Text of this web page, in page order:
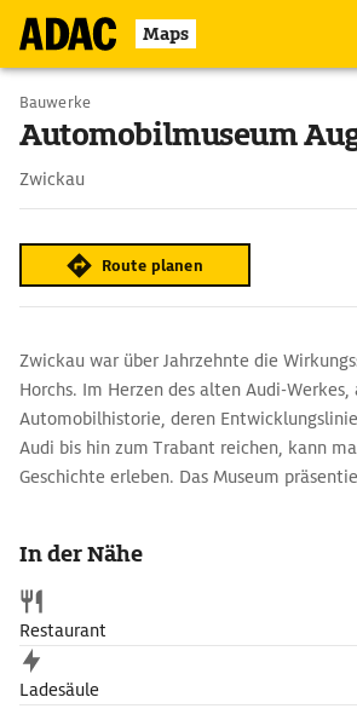
Maps
Bauwerke
Automobilmuseum
Zwickau
Route planen
Zwickau war über Jahrzehnte die
Horchs. Im Herzen des alten Audi-
Automobilhistorie, deren
Audi bis hin zum Trabant reichen, kann
Geschichte erleben. Das Museum
Trabi sowie Prototypen von nie in Serie
Wagen.
In der Nähe
Restaurant
Ladesäule